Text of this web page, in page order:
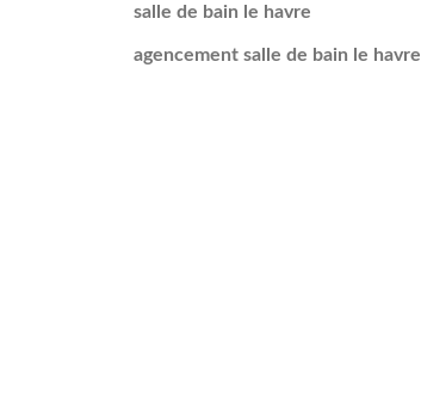
salle de bain le havre
agencement salle de bain le havre